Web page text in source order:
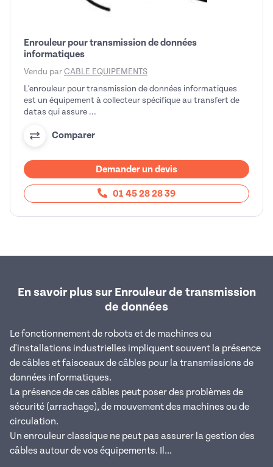
Enrouleur pour transmission de données
informatiques
Vendu par CABLE EQUIPEMENTS
L'enrouleur pour transmission de données informatiques
est un équipement à collecteur spécifique au transfert de
datas qui assure ...
Comparer
Demander un devis
01 45 28 28 39
En savoir plus sur Enrouleur de transmission
de données
Le fonctionnement de robots et de machines ou
d'installations industrielles impliquent souvent la présence
de câbles et faisceaux de câbles pour la transmissions de
données informatiques.
La présence de ces câbles peut poser des problèmes de
sécurité (arrachage), de mouvement des machines ou de
circulation.
Un enrouleur classique ne peut pas assurer la gestion des
câbles autour de vos équipements. Il...